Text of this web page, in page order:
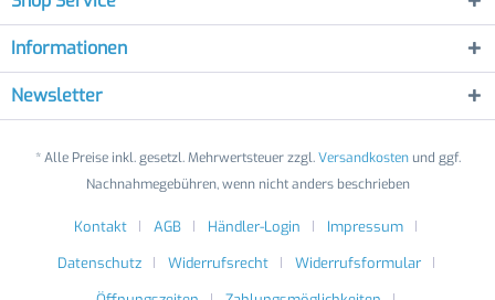
Informationen
Newsletter
* Alle Preise inkl. gesetzl. Mehrwertsteuer zzgl.Versandkostenund ggf.
Nachnahmegebühren, wenn nicht anders beschrieben
Kontakt AGB Händler-Login
Impressum
Datenschutz
Widerrufsrecht
Widerrufsformular